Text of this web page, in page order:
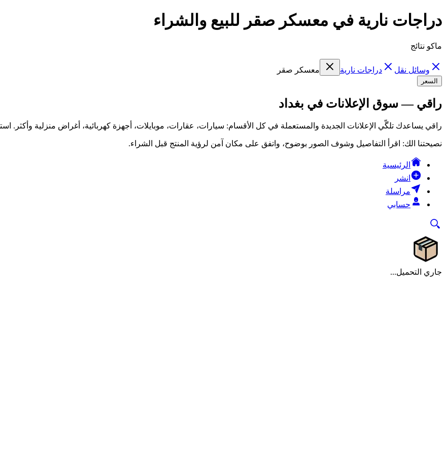
دراجات نارية في معسكر صقر للبيع والشراء
ماكو نتائج
وسائل نقل دراجات نارية معسكر صقر
السعر
راقي — سوق الإعلانات في بغداد
راقي يساعدك تلگّي الإعلانات الجديدة والمستعملة في كل الأقسام: سيارات، عقارات، موبايلات، أجهزة كهربائية، أغراض منزلية وأكثر.
نصيحتنا الك: اقرأ التفاصيل وشوف الصور بوضوح، واتفق على مكان آمن لرؤية المنتج قبل الشراء.
الرئيسية
انشر
مراسلة
حسابي
جاري التحميل...